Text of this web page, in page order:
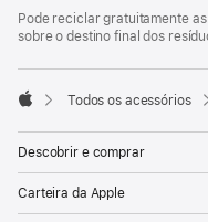
Pode reciclar gratuitamente
sobre o destino final dos
Todos os acessórios
Descobrir e comprar
Carteira da Apple